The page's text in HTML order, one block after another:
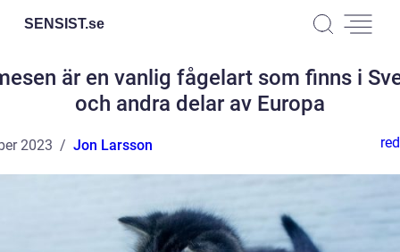
SENSIST.se
är en vanlig fågelart som finns i
och andra delar av Europa
2023 Jon Larsson